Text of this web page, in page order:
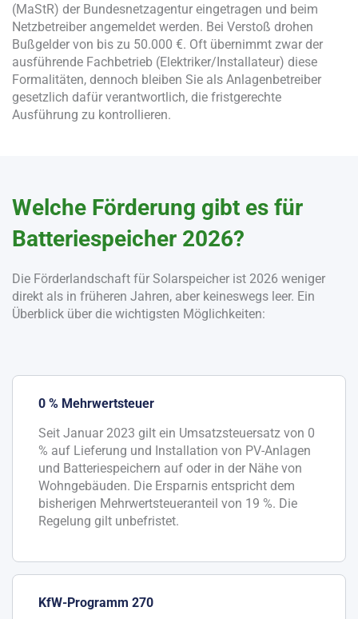
(MaStR) der Bundesnetzagentur eingetragen und beim
Netzbetreiber angemeldet werden. Bei Verstoß drohen
Bußgelder von bis zu 50.000 €. Oft übernimmt zwar der
ausführende Fachbetrieb (Elektriker/Installateur) diese
Formalitäten, dennoch bleiben Sie als Anlagenbetreiber
gesetzlich dafür verantwortlich, die fristgerechte
Ausführung zu kontrollieren.
Welche Förderung gibt es für
Batteriespeicher 2026?
Die Förderlandschaft für Solarspeicher ist 2026 weniger
direkt als in früheren Jahren, aber keineswegs leer. Ein
Überblick über die wichtigsten Möglichkeiten:
0 % Mehrwertsteuer
Seit Januar 2023 gilt ein Umsatzsteuersatz von 0
% auf Lieferung und Installation von PV-Anlagen
und Batteriespeichern auf oder in der Nähe von
Wohngebäuden. Die Ersparnis entspricht dem
bisherigen Mehrwertsteueranteil von 19 %. Die
Regelung gilt unbefristet.
KfW-Programm 270